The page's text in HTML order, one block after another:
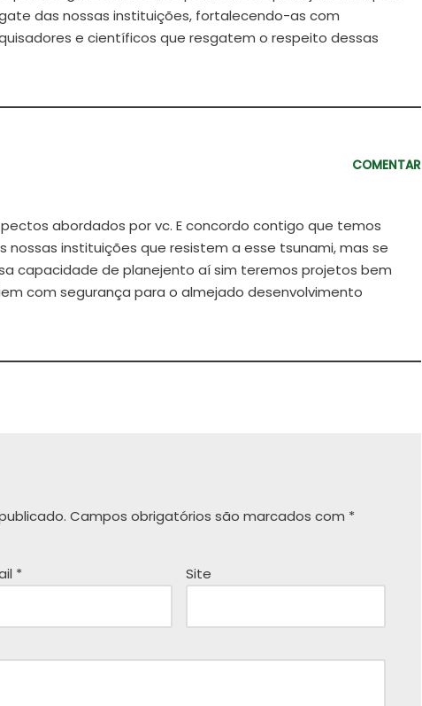
das nossas instituições, fortalecendo-as com
e científicos que resgatem o respeito dessas
COMENTAR
abordados por vc. E concordo contigo que temos
instituições que resistem a esse tsunami, mas se
capacidade de planejento aí sim teremos projetos bem
com segurança para o almejado desenvolvimento
Campos obrigatórios são marcados com *
* Site